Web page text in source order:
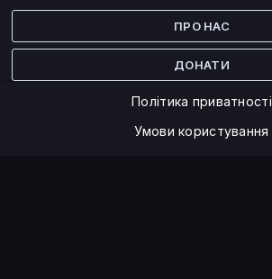
ПРО НАС
ДОНАТИ
Політика приватності
Умови користування